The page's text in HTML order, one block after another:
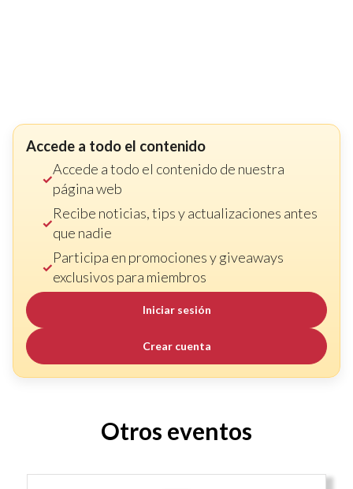
Accede a todo el contenido
Accede a todo el contenido de nuestra
página web
Recibe noticias, tips y actualizaciones antes
que nadie
Participa en promociones y giveaways
exclusivos para miembros
Iniciar sesión
Crear cuenta
Otros eventos